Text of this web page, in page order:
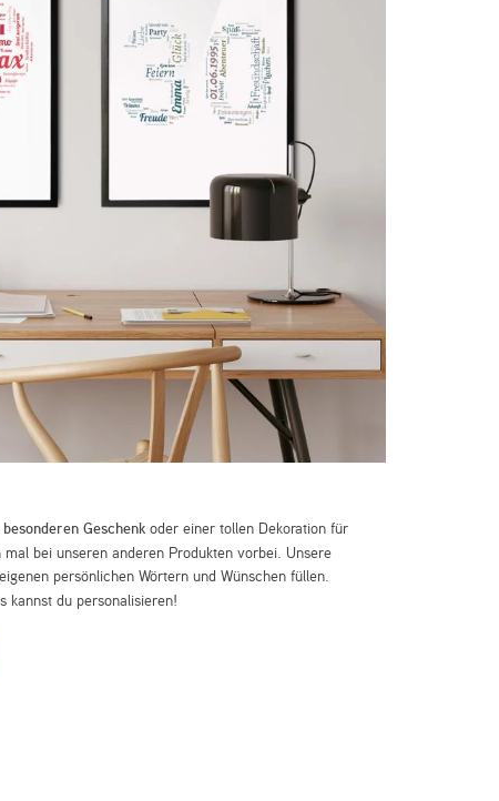
besonderen Geschenk oder einer tollen Dekoration für
bei unseren anderen Produkten vorbei. Unsere
persönlichen Wörtern und Wünschen füllen.
kannst du personalisieren!